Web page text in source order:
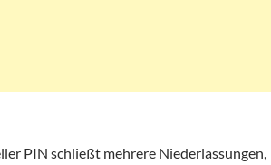
PIN schließt mehrere Niederlassungen,